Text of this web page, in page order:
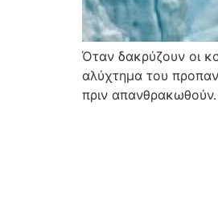
Όταν δακρύζουν οι
αλύχτημα του
πριν